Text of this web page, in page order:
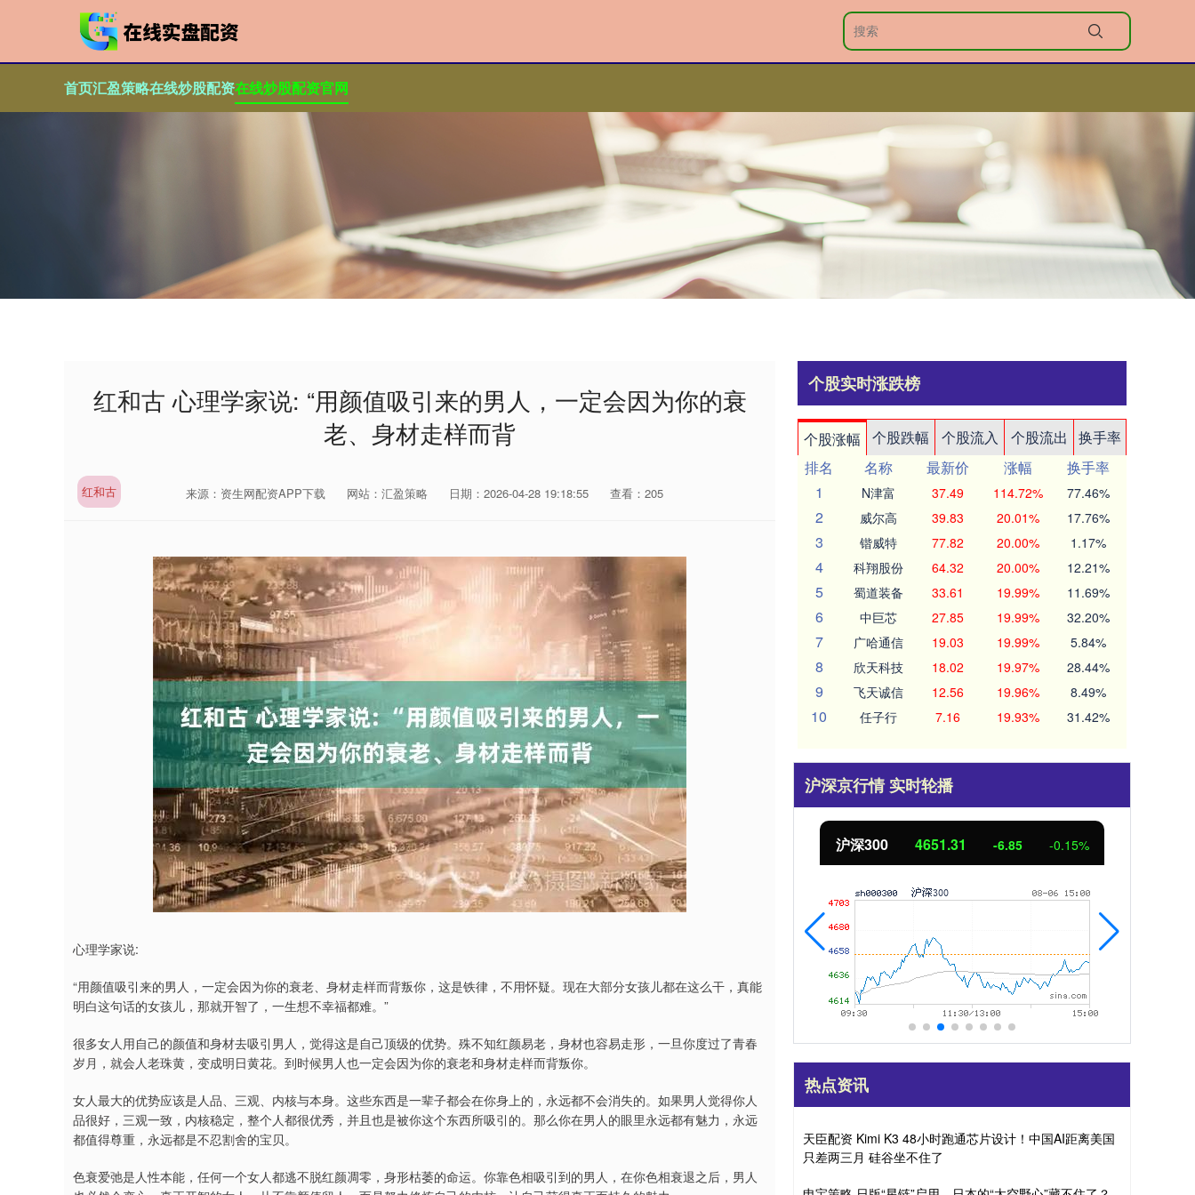
首页汇盈策略在线炒股配资在线炒股配资官网
红和古 心理学家说: “用颜值吸引来的男人，一定会因为你的衰
老、身材走样而背
红和古 来源：资生网配资APP下载 网站：汇盈策略 日期：2026-04-28 19:18:55 查看：205
心理学家说:
“用颜值吸引来的男人，一定会因为你的衰老、身材走样而背叛你，这是铁律，不用怀疑。现在大部分女孩儿都在这么干，真能
明白这句话的女孩儿，那就开智了，一生想不幸福都难。”
很多女人用自己的颜值和身材去吸引男人，觉得这是自己顶级的优势。殊不知红颜易老，身材也容易走形，一旦你度过了青春
岁月，就会人老珠黄，变成明日黄花。到时候男人也一定会因为你的衰老和身材走样而背叛你。
女人最大的优势应该是人品、三观、内核与本身。这些东西是一辈子都会在你身上的，永远都不会消失的。如果男人觉得你人
品很好，三观一致，内核稳定，整个人都很优秀，并且也是被你这个东西所吸引的。那么你在男人的眼里永远都有魅力，永远
都值得尊重，永远都是不忍割舍的宝贝。
色衰爱弛是人性本能，任何一个女人都逃不脱红颜凋零，身形枯萎的命运。你靠色相吸引到的男人，在你色相衰退之后，男人
个股实时涨跌榜
个股涨幅 个股跌幅 个股流入 个股流出
换手率
排名
名称 最新价 涨幅
换手率
1
N津富 37.49 114.72% 77.46%
2 威尔高 39.83 20.01% 17.76%
3 锴威特 77.82 20.00% 1.17%
4 科翔股份 64.32 20.00% 12.21%
5 蜀道装备 33.61 19.99% 11.69%
6 中巨芯 27.85 19.99% 32.20%
7 广哈通信 19.03 19.99% 5.84%
8 欣天科技 18.02 19.97% 28.44%
9 飞天诚信 12.56 19.96% 8.49%
10 任子行 7.16 19.93% 31.42%
沪深京行情 实时轮播
上证指数 3900.35 21.92 0.57% 深证成指 14110.12 -34.08 沪深300 4651.31 -6.85 -0.15%
热点资讯
天臣配资 Kimi K3 48小时跑通芯片设计！中国AI距离美国
只差两三月 硅谷坐不住了